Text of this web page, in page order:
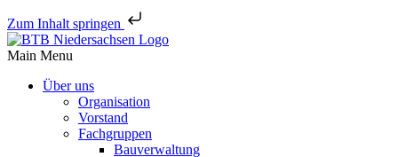
Zum Inhalt springen
Main Menu
Über uns
Orga­ni­sa­tion
Vorstand
Fach­gruppen
Bauver­wal­tung